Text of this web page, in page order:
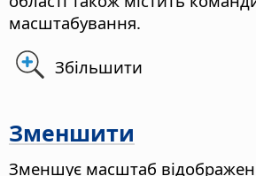
масштабування.
Збільшити
Зменшити
Зменшує масштаб